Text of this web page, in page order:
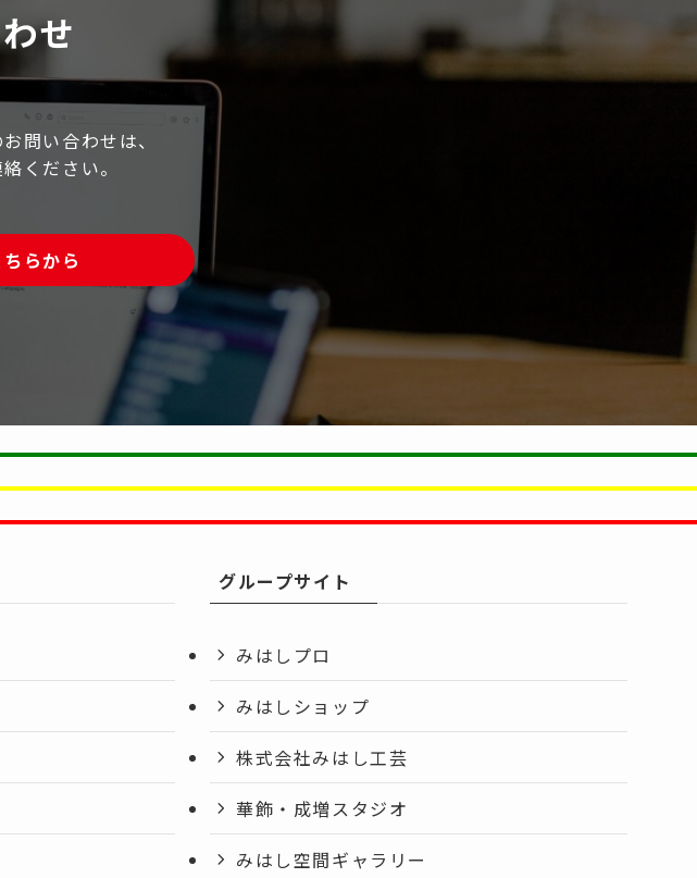
せ
問い合わせは、
ください。
らから
グループサイト
みはしプロ
みはしショップ
株式会社みはし工芸
華飾・成増スタジオ
みはし空間ギャラリー